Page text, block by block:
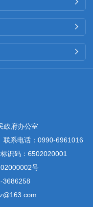



政府办公室
联系电话：0990-6961016
识码：6502020001
号
3686258